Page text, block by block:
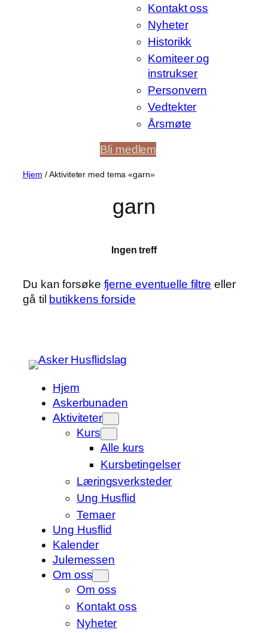
Kontakt oss
Nyheter
Historikk
Komiteer og
instrukser
Personvern
Vedtekter
Årsmøte
Bli medlem
Hjem / Aktiviteter med tema «garn»
garn
Ingen treff
Du kan forsøke fjerne eventuelle filtre eller
gå til butikkens forside
Hjem
Askerbunaden
Aktiviteter
Kurs
Alle kurs
Kursbetingelser
Læringsverksteder
Ung Husflid
Temaer
Ung Husflid
Kalender
Julemessen
Om oss
Om oss
Kontakt oss
Nyheter